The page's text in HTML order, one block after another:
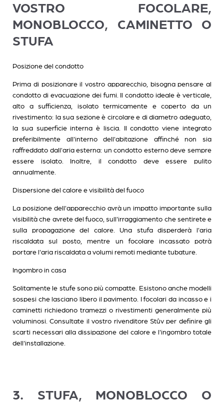
VOSTRO FOCOLARE,
MONOBLOCCO, CAMINETTO O
STUFA
Posizione del condotto
Prima di posizionare il vostro apparecchio, bisogna pensare al
condotto di evacuazione dei fumi. Il condotto ideale è verticale,
alto a sufficienza, isolato termicamente e coperto da un
rivestimento: la sua sezione è circolare e di diametro adeguato,
la sua superficie interna è liscia. Il condotto viene integrato
preferibilmente all'interno dell'abitazione affinché non sia
raffreddato dall'aria esterna: un condotto esterno deve sempre
essere isolato. Inoltre, il condotto deve essere pulito
annualmente.
Dispersione del calore e visibilità del fuoco
La posizione dell'apparecchio avrà un impatto importante sulla
visibilità che avrete del fuoco, sull'irraggiamento che sentirete e
sulla propagazione del calore. Una stufa disperderà l'aria
riscaldata sul posto, mentre un focolare incassato potrà
portare l'aria riscaldata a volumi remoti mediante tubature.
Ingombro in casa
Solitamente le stufe sono più compatte. Esistono anche modelli
sospesi che lasciano libero il pavimento. I focolari da incasso e i
caminetti richiedono tramezzi o rivestimenti generalmente più
voluminosi. Consultate il vostro rivenditore Stûv per definire gli
scarti necessari alla dissipazione del calore e l'ingombro totale
dell'installazione.
3. STUFA, MONOBLOCCO O